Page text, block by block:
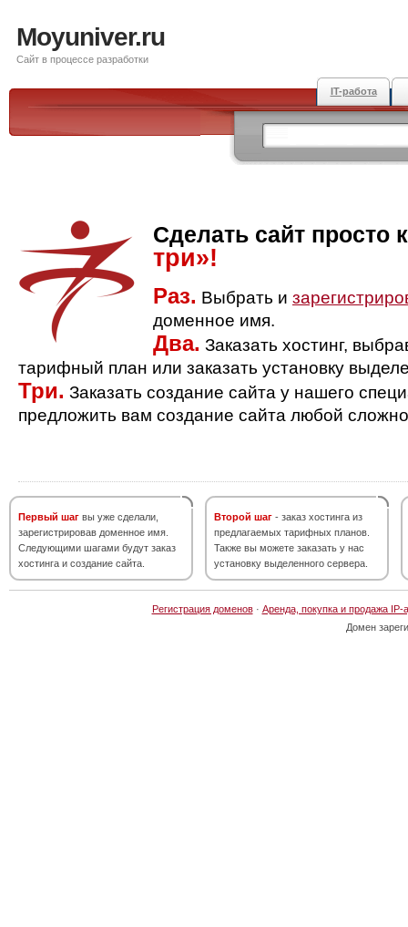
Moyuniver.ru
Сайт в процессе разработки
IT-работа
Сделать сайт просто
три»!
Раз. Выбрать и
доменное имя.
Два. Заказать хостинг,
тарифный план или заказать установку
Три. Заказать создание сайта у нашего
предложить вам создание сайта любой
Первый шаг вы уже сделали,
зарегистрировав доменное имя.
Следующими шагами будут заказ
хостинга и создание сайта.
Второй шаг - заказ хостинга из
предлагаемых тарифных планов.
Также вы можете заказать у нас
установку выделенного сервера.
Регистрация доменов· Аренда, покупка и продажа IP-
Домен